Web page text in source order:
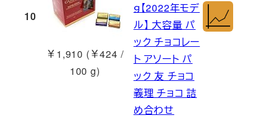
10
￥1,910 (￥424 /
100 g)
ｇ【2022年モデ
ル】 大容量 パ
ック チョコレー
ト アソート パ
ック 友 チョコ
義理 チョコ 詰
め合わせ